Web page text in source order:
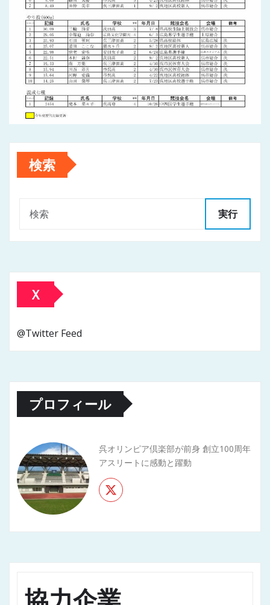
検索
実行
Ｘ
@Twitter Feed
プロフィール
呉オリンピア倶楽部が前身 創立100周年
アスリートに感動と躍動